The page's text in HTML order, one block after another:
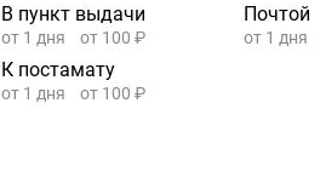
В пункт выдачи
от 1 дня от 100 ₽
Почтой
от 1 дня
К постамату
от 1 дня от 100 ₽